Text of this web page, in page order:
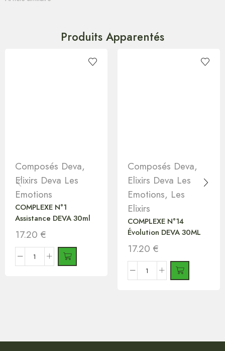
Produits Apparentés
Composés Deva,
Elixirs Deva Les
Emotions
COMPLEXE N°1
Assistance DEVA 30ml
17.20 €
Composés Deva,
Elixirs Deva Les
Emotions, Les
Elixirs
COMPLEXE N°14
Évolution DEVA 30ML
17.20 €